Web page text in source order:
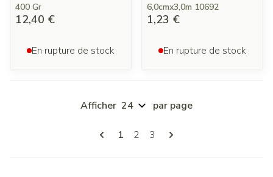
400 Gr
12,40 €
En rupture de stock
6,0cmx3,0m 10692
1,23 €
En rupture de stock
Pages
Vous lisez actuellement la page
1 Page
2 Page
3
Afficher par page